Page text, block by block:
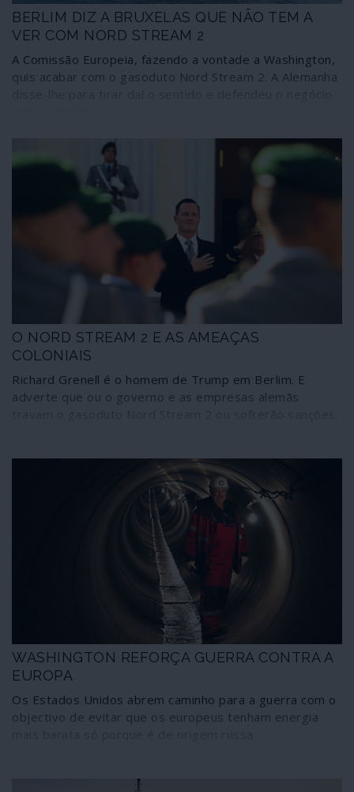
BERLIM DIZ A BRUXELAS QUE NÃO TEM A
VER COM NORD STREAM 2
A Comissão Europeia, fazendo a vontade a Washington,
quis acabar com o gasoduto Nord Stream 2. A Alemanha
O NORD STREAM 2 E AS AMEAÇAS
COLONIAIS
Richard Grenell é o homem de Trump em Berlim. E
adverte que ou o governo e as empresas alemãs
WASHINGTON REFORÇA GUERRA CONTRA A
EUROPA
Os Estados Unidos abrem caminho para a guerra com o
objectivo de evitar que os europeus tenham energia